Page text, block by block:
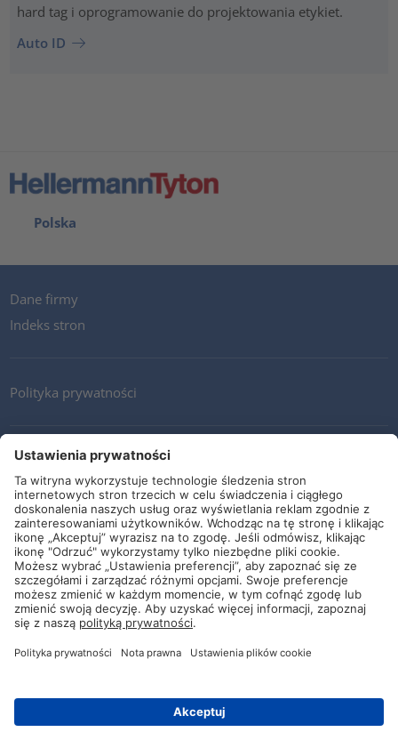
hard tag i oprogramowanie do projektowania etykiet.
Auto ID
Polska
Dane firmy
Indeks stron
Polityka prywatności
Kontakt
Newsletter
Ogólne warunki i dostawy
Wytyczne i zobowiązania
Media społecznościowe